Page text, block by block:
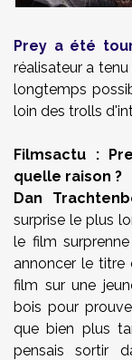
Prey a été
réalisateur a
longtemps
loin des trolls
Filmsactu :
quelle raison ?
Dan
surprise le plus
le film
annoncer le titre
film sur une
bois pour
que bien plus
pensais sortir